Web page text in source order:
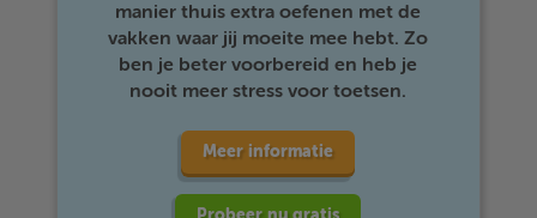
manier thuis extra oefenen met de
vakken waar jij moeite mee hebt. Zo
ben je beter voorbereid en heb je
nooit meer stress voor toetsen.
Meer informatie